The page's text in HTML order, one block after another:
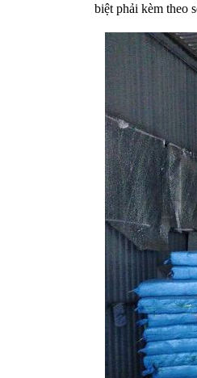
biệt phải kèm theo